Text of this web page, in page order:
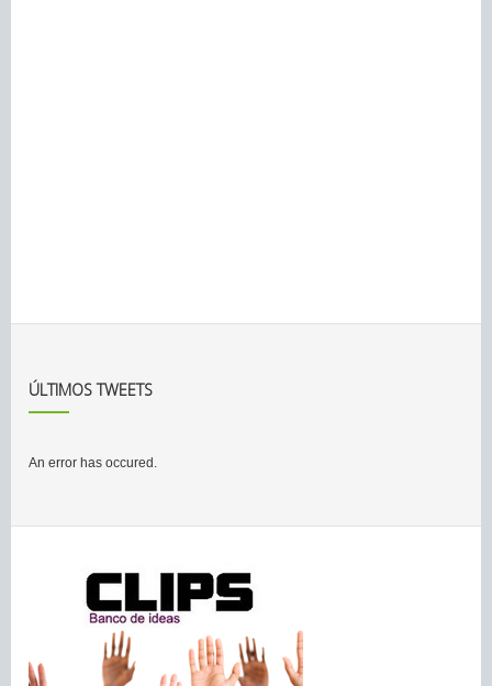
ÚLTIMOS TWEETS
An error has occured.